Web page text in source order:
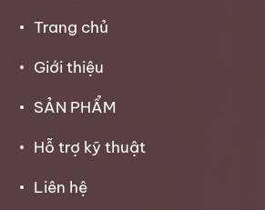
Trang chủ
Giới thiệu
SẢN PHẨM
Hỗ trợ kỹ thuật
Liên hệ